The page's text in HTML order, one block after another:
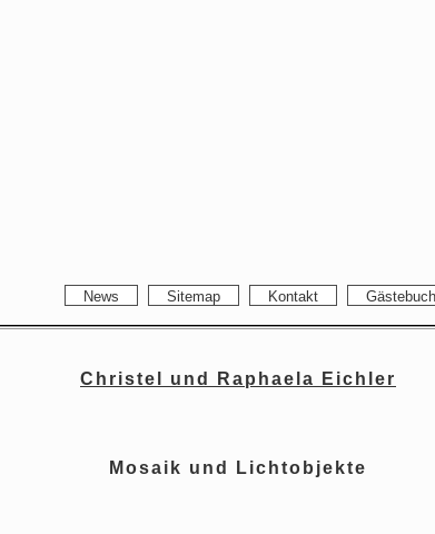
News Sitemap Kontakt Gästebuch
Christel und Raphaela Eichler
Mosaik und Lichtobjekte